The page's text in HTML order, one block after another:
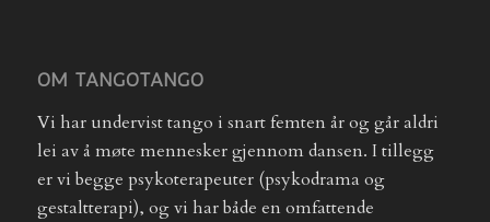
OM TANGOTANGO
Vi har undervist tango i snart femten år og går aldri
lei av å møte mennesker gjennom dansen. I tillegg
er vi begge psykoterapeuter (psykodrama og
gestaltterapi), og vi har både en omfattende